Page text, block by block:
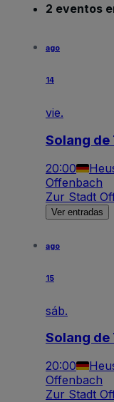
2 eventos
ago
14
vie.
Solang
20:00
Offenbach
Zur Stadt
Ver entradas
ago
15
sáb.
Solang
20:00
Offenbach
Zur Stadt